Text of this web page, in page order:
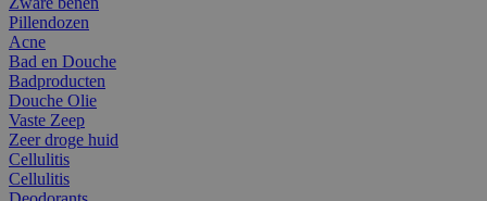
Pillendozen
Acne
Bad en Douche
Badproducten
Douche Olie
Vaste Zeep
Zeer droge huid
Cellulitis
Cellulitis